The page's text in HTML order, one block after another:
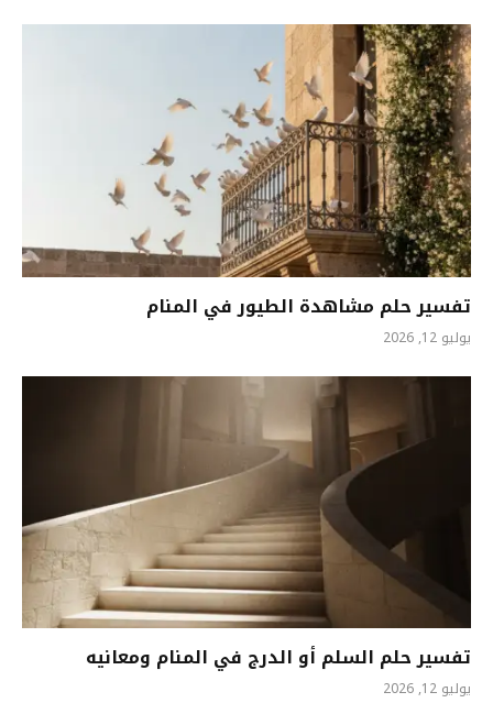
تفسير حلم مشاهدة الطيور في المنام
يوليو 12, 2026
تفسير حلم السلم أو الدرج في المنام ومعانيه
يوليو 12, 2026